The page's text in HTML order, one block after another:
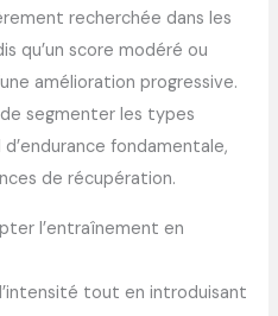
recherchée dans les
qu’un score modéré ou
amélioration progressive.
segmenter les types
fondamentale,
de récupération.
l’entraînement en
tout en introduisant